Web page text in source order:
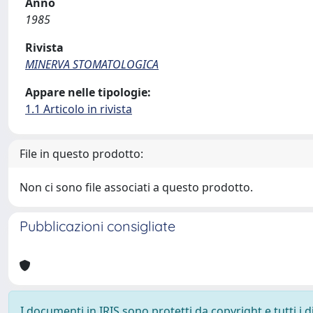
1985
Rivista
MINERVA STOMATOLOGICA
Appare nelle tipologie:
1.1 Articolo in rivista
File in questo prodotto:
Non ci sono file associati a questo prodotto.
Pubblicazioni consigliate